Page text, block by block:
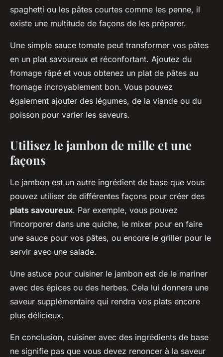
spaghetti ou les pâtes courtes comme les penne, il
existe une multitude de façons de les préparer.
Une simple sauce tomate peut transformer vos pâtes
en un plat savoureux et réconfortant. Ajoutez du
fromage râpé et vous obtenez un plat de pâtes au
fromage incroyablement bon. Vous pouvez
également ajouter des légumes, de la viande ou du
poisson pour varier les saveurs.
Utilisez le jambon de mille et une
façons
Le jambon est un autre ingrédient de base que vous
pouvez utiliser de différentes façons pour créer des
plats savoureux. Par exemple, vous pouvez
l’incorporer dans une quiche, le mixer pour en faire
une sauce pour vos pâtes, ou encore le griller pour le
servir avec une salade.
Une astuce pour cuisiner le jambon est de le mariner
avec des épices ou des herbes. Cela lui donnera une
saveur supplémentaire qui rendra vos plats encore
plus délicieux.
En conclusion, cuisiner avec des ingrédients de base
ne signifie pas que vous devez renoncer à la saveur